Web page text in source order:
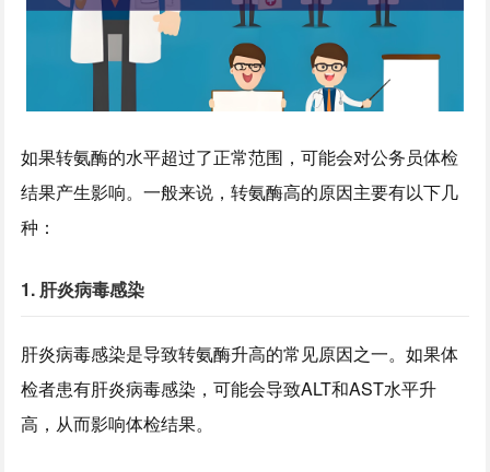
如果转氨酶的水平超过了正常范围，可能会对公务员体检
结果产生影响。一般来说，转氨酶高的原因主要有以下几
种：
1. 肝炎病毒感染
肝炎病毒感染是导致转氨酶升高的常见原因之一。如果体
检者患有肝炎病毒感染，可能会导致ALT和AST水平升
高，从而影响体检结果。